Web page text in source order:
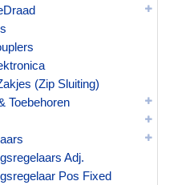
(Zip Sluiting)
Toebehoren
Adj.
Pos Fixed